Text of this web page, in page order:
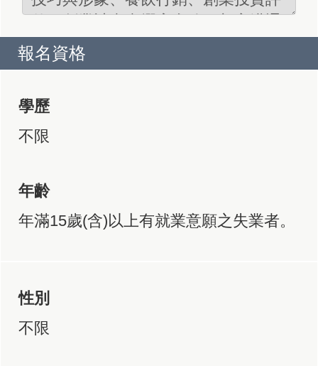
報名資格
學歷
不限
年齡
年滿15歲(含)以上有就業意願之失業者。
性別
不限